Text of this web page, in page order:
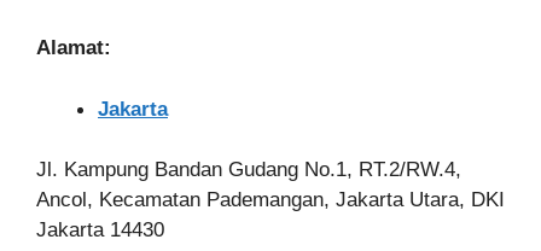
Alamat:
Jakarta
Jl. Kampung Bandan Gudang No.1, RT.2/RW.4,
Ancol, Kecamatan Pademangan, Jakarta Utara, DKI
Jakarta 14430